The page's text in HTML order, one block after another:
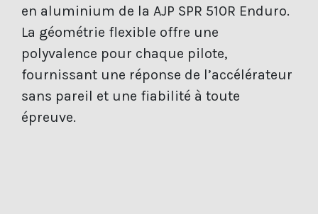
en aluminium de la AJP SPR 510R Enduro.
La géométrie flexible offre une
polyvalence pour chaque pilote,
fournissant une réponse de l’accélérateur
sans pareil et une fiabilité à toute
épreuve.